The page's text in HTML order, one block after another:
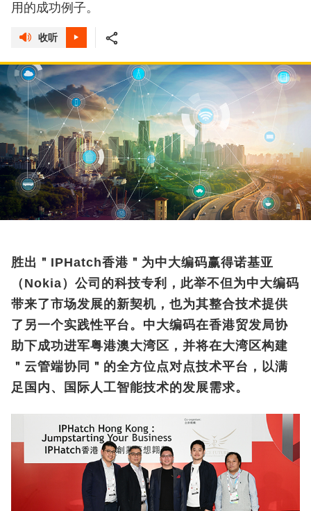
用的成功例子。
收听
胜出＂IPHatch香港＂为中大编码赢得诺基亚
（Nokia）公司的科技专利，此举不但为中大编码
带来了市场发展的新契机，也为其整合技术提供
了另一个实践性平台。中大编码在香港贸发局协
助下成功进军粤港澳大湾区，并将在大湾区构建
＂云管端协同＂的全方位点对点技术平台，以满
足国内、国际人工智能技术的发展需求。